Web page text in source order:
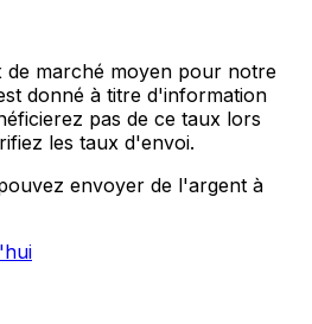
de marché moyen pour notre
donné à titre d'information
pas de ce taux lors
les taux d'envoi.
envoyer de l'argent à